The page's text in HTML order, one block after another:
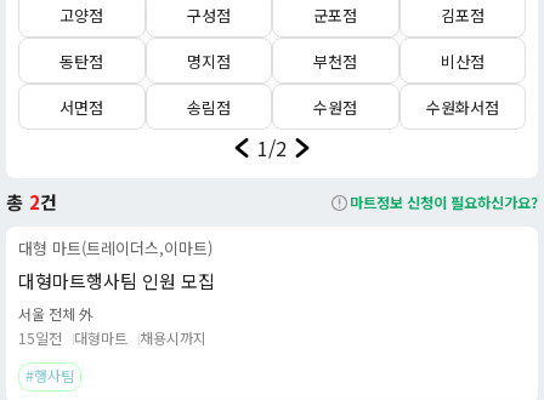
대형 마트 이마트에서 운영했던 트레이더스 홀세일 클럽이 2024년
1월부로 이마트에서 분사하여 신세계 그룹의 독자적인 법인(주식회
사 트레이더스 홀세일 클럽)으로 새롭게 출범했습니다.
주요 특징으로는 연회비를 지불하고 회원으로 가입해야만 상품을
히 2024년 4월부터는 신규 유료 멤버십인 '트레이더스 클럽(TRA
적립, 환불 등의 추가 혜택을 제공하며, 비회원도 일반 상품 구매는
가능하나 멤버십 전용 할인 혜택은 받을 수 없습니다.
트레이더스는 주로 교외 지역이나 넓은 부지에 단독 점포 형태로 운
영되며, 코스트코와 유사하게 물류 효율성을 극대화한 창고형 매장
구조를 가지고 있습니다. 또한 자체 브랜드(PB) 상품인 '티 스탠다
고양점 구성점 군포점
김포점
동탄점
명지점 부천점
비산점
서면점
송림점 수원점 수원화서점
1/2
총 2건 마트정보 신청이 필요하신가요?
대형 마트(트레이더스,이마트)
대형마트행사팀 인원 모집
서울 전체 外
15일전
대형마트
채용시까지
#행사팀